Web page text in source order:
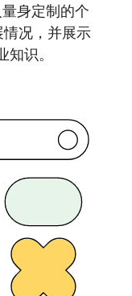
身定制的个
况，并展示
识。